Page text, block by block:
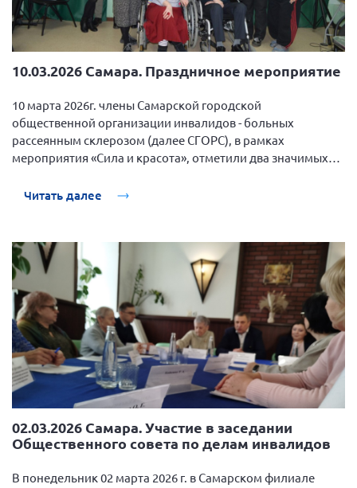
10.03.2026 Самара. Праздничное мероприятие
10 марта 2026г. члены Самарской городской
общественной организации инвалидов - больных
рассеянным склерозом (далее СГОРС), в рамках
мероприятия «Сила и красота», отметили два значимых
женский день.
Читать далее
02.03.2026 Самара. Участие в заседании
Общественного совета по делам инвалидов
В понедельник 02 марта 2026 г. в Самарском филиале